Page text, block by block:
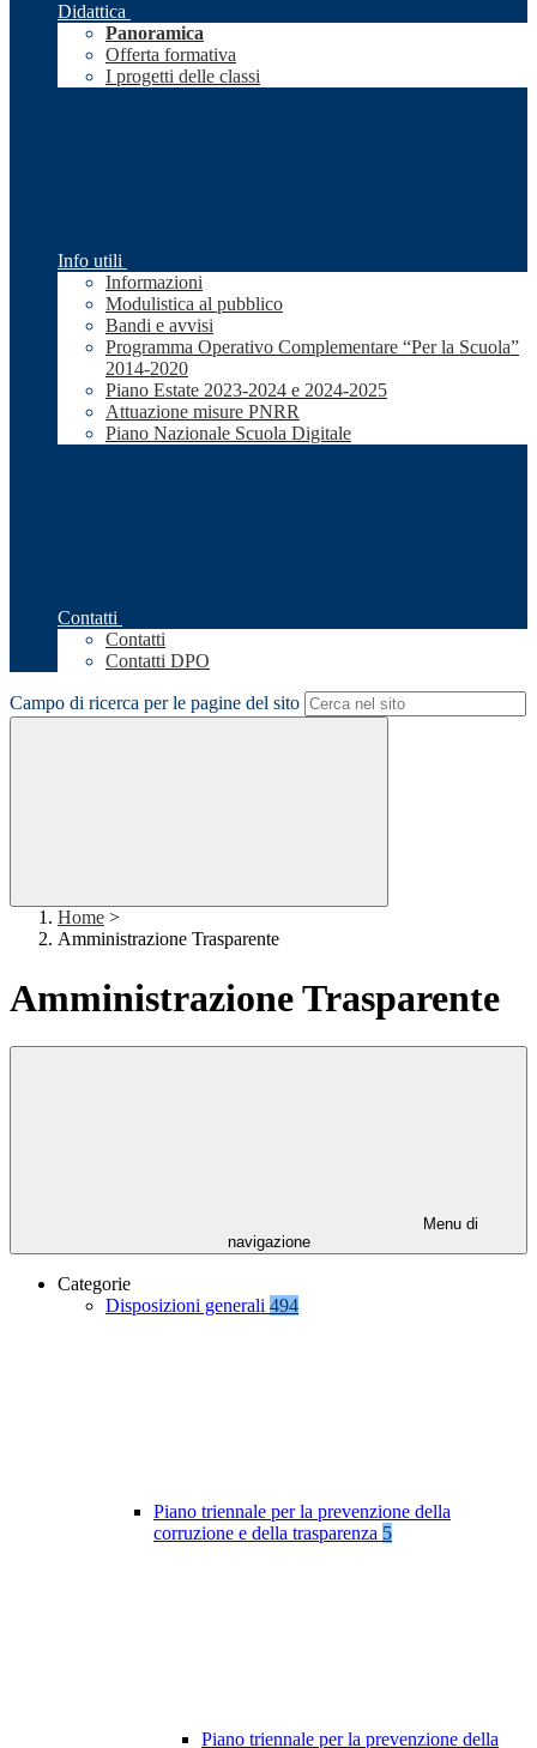
Didattica
Panoramica
Offerta formativa
I progetti delle classi
Info utili
Informazioni
Modulistica al pubblico
Bandi e avvisi
Programma Operativo Complementare “Per la Scuola”
2014-2020
Piano Estate 2023-2024 e 2024-2025
Attuazione misure PNRR
Piano Nazionale Scuola Digitale
Contatti
Contatti
Contatti DPO
Campo di ricerca per le pagine del sito
Home >
Amministrazione Trasparente
Amministrazione Trasparente
Menu di
navigazione
Categorie
Disposizioni generali 494
Piano triennale per la prevenzione della
corruzione e della trasparenza 5
Piano triennale per la prevenzione della